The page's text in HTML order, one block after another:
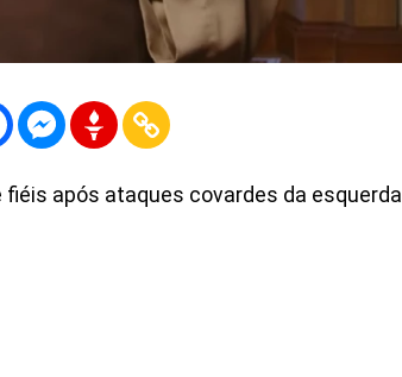
fiéis após ataques covardes da esquerda